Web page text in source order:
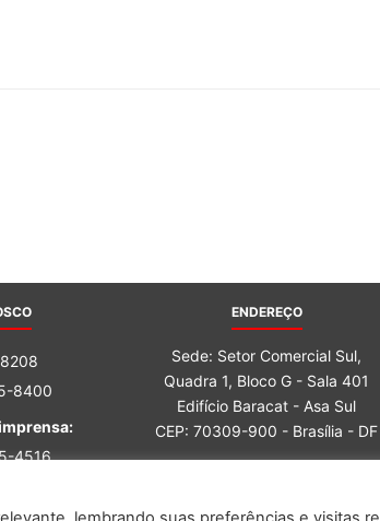
8400
4516
ENDEREÇO
Sede: Setor Comercial Sul,
Quadra 1, Bloco G - Sala 401
Edifício Baracat - Asa Sul
CEP: 70309-900 - Brasília - DF